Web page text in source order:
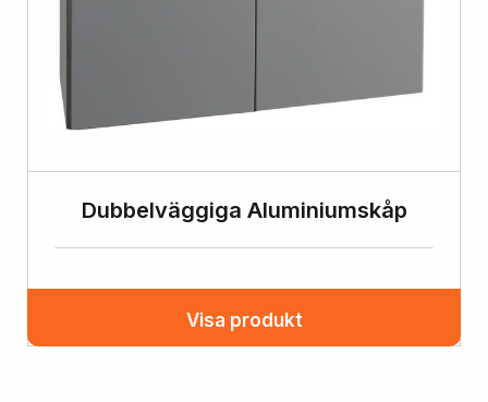
Dubbelväggiga Aluminiumskåp
Visa produkt